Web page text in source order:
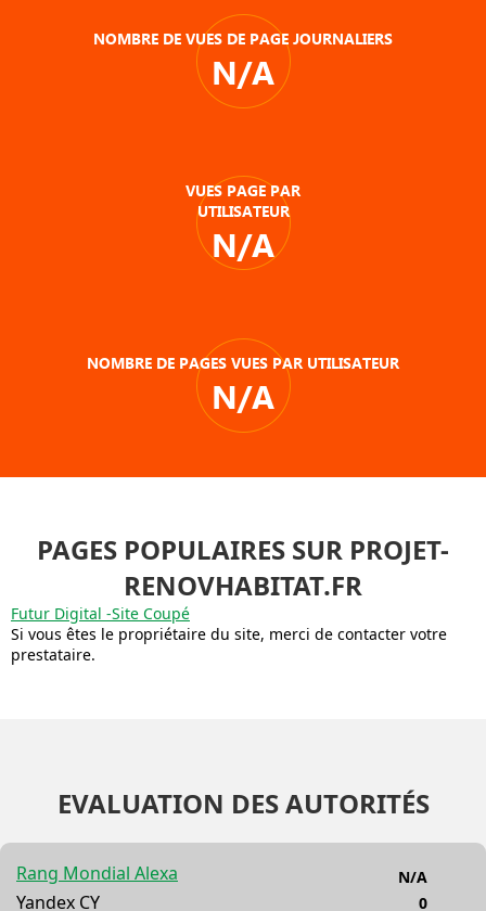
NOMBRE DE VUES DE PAGE JOURNALIERS
N/A
VUES PAGE PAR
UTILISATEUR
N/A
NOMBRE DE PAGES VUES PAR UTILISATEUR
N/A
PAGES POPULAIRES SUR PROJET-
RENOVHABITAT.FR
Futur Digital -Site Coupé
Si vous êtes le propriétaire du site, merci de contacter votre
prestataire.
EVALUATION DES AUTORITÉS
Rang Mondial Alexa
Yandex CY
N/A
0